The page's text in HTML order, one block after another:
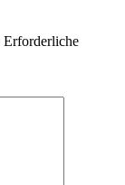
Erforderliche